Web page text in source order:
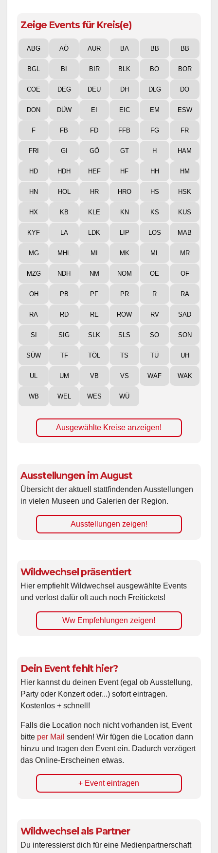
Zeige Events für Kreis(e)
ABG AÖ AUR BA BB BB
BGL BI BIR BLK BO BOR
COE DEG DEU DH DLG DO
DON DÜW EI EIC EM ESW
F FB FD FFB FG FR
FRI GI GÖ GT H HAM
HD HDH HEF HF HH HM
HN HOL HR HRO HS HSK
HX KB KLE KN KS KUS
KYF LA LDK LIP LOS MAB
MG MHL MI MK ML MR
MZG NDH NM NOM OE OF
OH PB PF PR R RA
RA RD RE ROW RV SAD
SI SIG SLK SLS SO SON
SÜW TF TÖL TS TÜ UH
UL UM VB VS WAF WAK
WB WEL WES WÜ
Ausgewählte Kreise anzeigen!
Ausstellungen im August
Übersicht der aktuell stattfindenden Ausstellungen
in vielen Museen und Galerien der Region.
Ausstellungen zeigen!
Wildwechsel präsentiert
Hier empfiehlt Wildwechsel ausgewählte Events
und verlost dafür oft auch noch Freitickets!
Ww Empfehlungen zeigen!
Dein Event fehlt hier?
Hier kannst du deinen Event (egal ob Ausstellung,
Party oder Konzert oder...) sofort eintragen.
Kostenlos + schnell!
Falls die Location noch nicht vorhanden ist, Event
bitte per Mail senden! Wir fügen die Location dann
hinzu und tragen den Event ein. Dadurch verzögert
das Online-Erscheinen etwas.
+ Event eintragen
Wildwechsel als Partner
Du interessierst dich für eine Medienpartnerschaft